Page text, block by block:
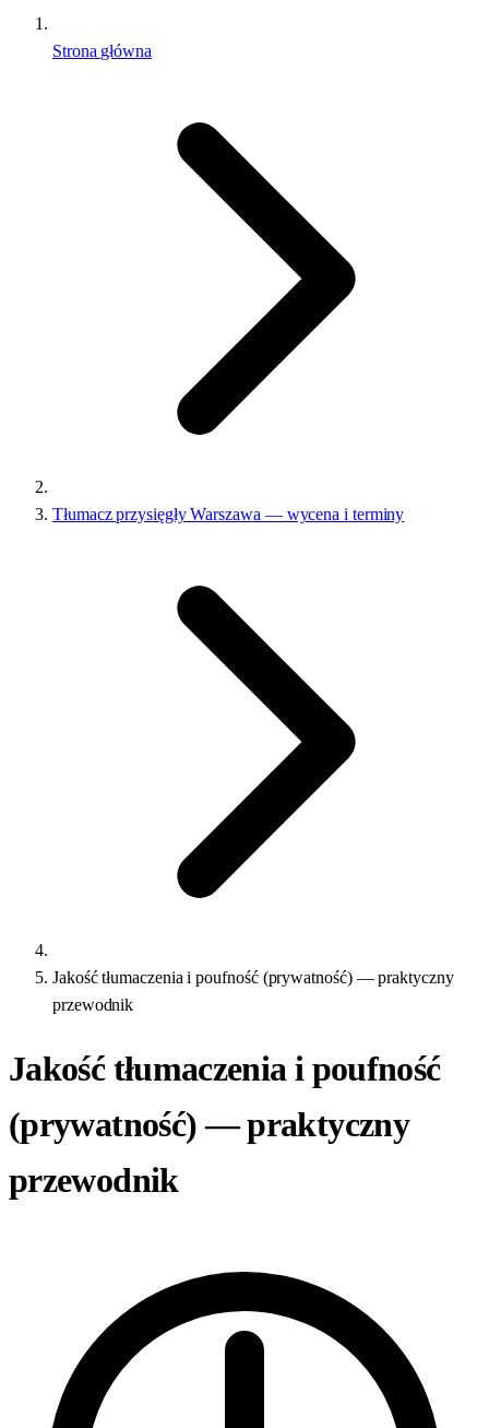
Strona główna
Tłumacz przysięgły Warszawa — wycena i terminy
Jakość tłumaczenia i poufność (prywatność) — praktyczny
przewodnik
Jakość tłumaczenia i poufność
(prywatność) — praktyczny
przewodnik